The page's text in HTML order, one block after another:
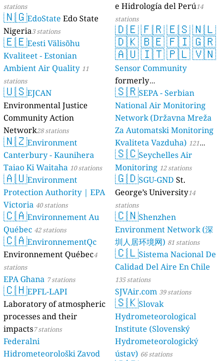
stations
🇳🇬EdoState Edo State
Nigeria3 stations
🇪🇪Eesti Välisõhu
Kvaliteet - Estonian
Ambient Air Quality 11
stations
🇺🇸EJCAN
Environmental Justice
Community Action
Network28 stations
🇳🇿Environment
Canterbury - Kaunihera
Taiao Ki Waitaha 10 stations
🇦🇺Environment
Protection Authority | EPA
Victoria 40 stations
🇨🇦Environnement Au
Québec 42 stations
🇨🇦EnvironnementQc
Environnement Québec4
stations
EPA Ghana 7 stations
🇨🇭EPFL-LAPI
Laboratory of atmospheric
processes and their
impacts7 stations
Federalni
Hidrometeorološki Zavod
e Hidrología del Perú14
stations
🇩🇪🇫🇷🇪🇸🇳🇱
🇩🇰🇧🇪🇫🇮🇬🇷
🇦🇺🇮🇹🇵🇱🇻🇳
Sensor Community
formerly
luftdaten.info35819 stations
🇸🇷SEPA - Serbian
National Air Monitoring
Network (Državna Mreža
Za Automatski Monitoring
Kvaliteta Vazduha) 121
stations
🇸🇨Seychelles Air
Monitoring 12 stations
🇬🇩SGU-GND St.
George’s University14
stations
🇨🇳Shenzhen
Environment Network (深
圳人居环境网) 81 stations
🇨🇱Sistema Nacional De
Calidad Del Aire En Chile
135 stations
SJVAir.com 39 stations
🇸🇰Slovak
Hydrometeorological
Institute (Slovenský
Hydrometeorologický
ústav) 66 stations